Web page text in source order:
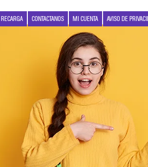
RECARGA CONTACTANOS MI CUENTA AVISO DE